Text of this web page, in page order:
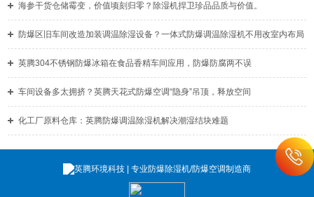
海参干货仓储霉变，价值顷刻归零？除湿机捍卫珍品品质与价值。
防爆区旧车间改造加装调温除湿设备？一体式防爆调温除湿机不用改室内布局
英腾304不锈钢防爆冰箱在食品香精车间应用，防爆防腐两不误
车间设备多太拥挤？英腾天花式防爆空调“隐身”吊顶，释放空间
化工厂原料仓库：英腾防爆调温除湿机解决潮湿结块难题